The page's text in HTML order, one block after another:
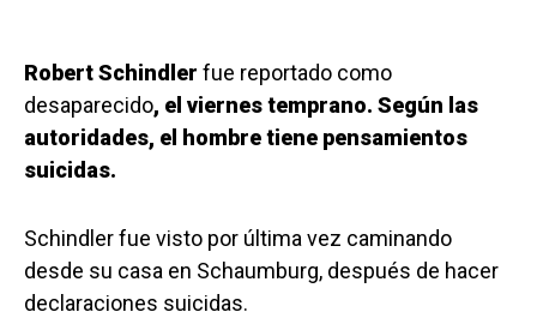
Robert Schindler fue reportado como
desaparecido, el viernes temprano. Según las
autoridades, el hombre tiene pensamientos
suicidas.
Schindler fue visto por última vez caminando
desde su casa en Schaumburg, después de hacer
declaraciones suicidas.